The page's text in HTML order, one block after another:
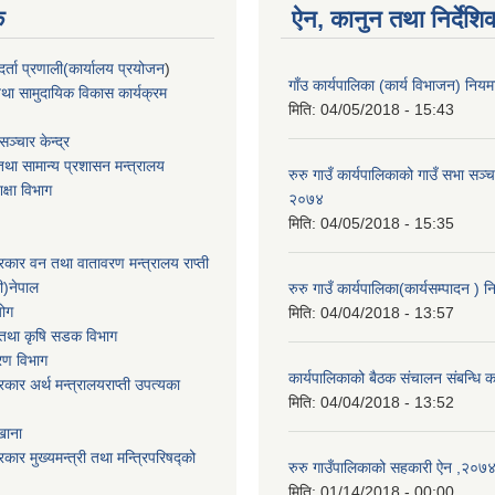
प्रणाली(कार्यालय प्रयोजन)
सामुदायिक विकास कार्यक्रम
केन्द्र
सामान्य प्रशासन मन्त्रालय
विभाग
वन तथा वातावरण मन्त्रालय राप्ती
तथा कृषि सडक विभाग
विभाग
अर्थ मन्त्रालयराप्ती उपत्यका
मुख्यमन्त्री तथा मन्त्रिपरिषद्को
ऐन, कानुन तथा
गाँउ कार्यपालिका (कार्य विभाजन)
मिति: 04/05/2018 - 15:43
रुरु गाउँ कार्यपालिकाको गाउँ सभा
२०७४
मिति: 04/05/2018 - 15:35
रुरु गाउँ कार्यपालिका(कार्यसम्पादन )
मिति: 04/04/2018 - 13:57
कार्यपालिकाको बैठक संचालन संबन्धि
मिति: 04/04/2018 - 13:52
रुरु गाउँपालिकाको सहकारी ऐन ,२०७४
मिति: 01/14/2018 - 00:00